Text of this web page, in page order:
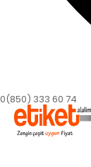
0(850) 333 60 74